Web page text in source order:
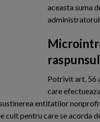
aceasta suma
Potrivit art. 56
care
entitatilor
pentru care se acorda